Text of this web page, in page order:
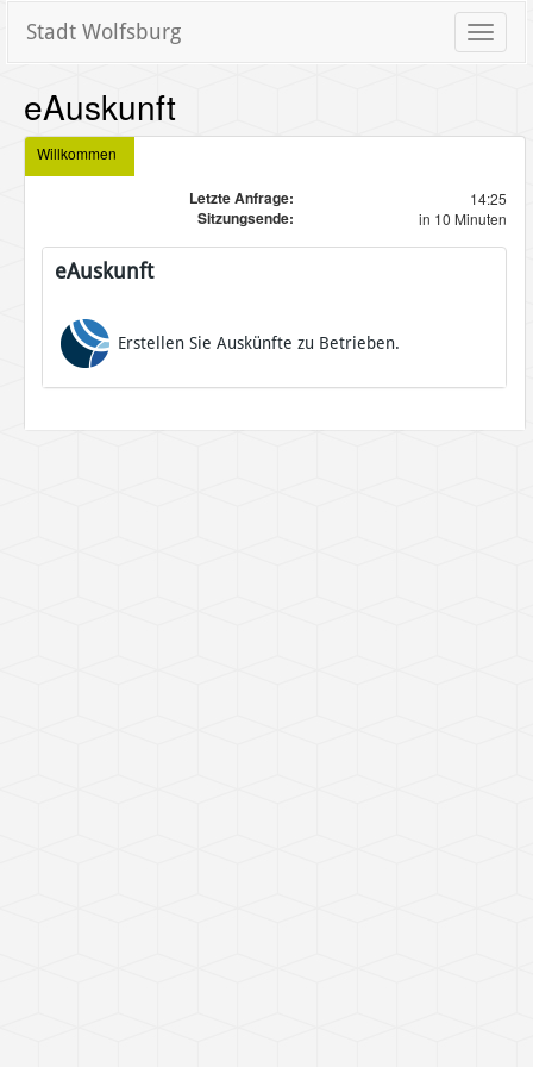
Toggle
Stadt Wolfsburg
eAuskunft
Willkommen
Letzte Anfrage: 14:25
Sitzungsende: in 10 Minuten
eAuskunft
Erstellen Sie Auskünfte zu Betrieben.